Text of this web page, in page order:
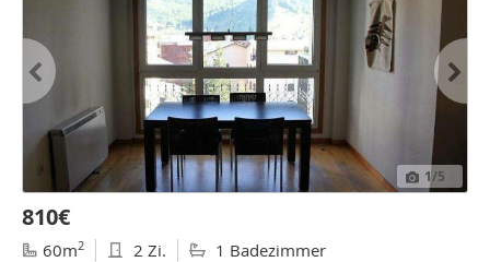
1/5
810€
60m2 2 Zi. 1 Badezimmer